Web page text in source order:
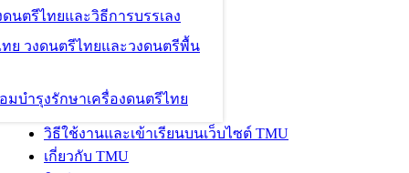
ดนตรีไทยและวิธีการบรรเลง
ทย วงดนตรีไทยและวงดนตรีพื้น
มบำรุงรักษาเครื่องดนตรีไทย
วิธีใช้งานและเข้าเรียนบนเว็บไซต์ TMU
เกี่ยวกับ TMU